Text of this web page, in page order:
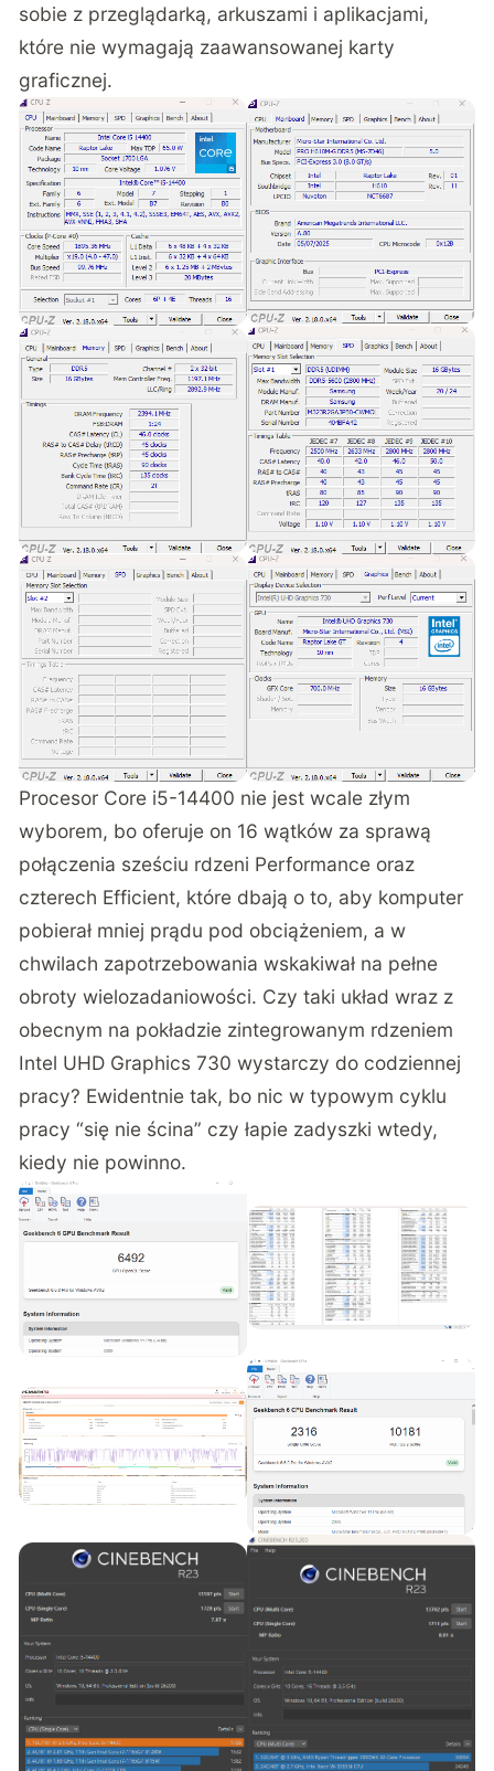
sobie z przeglądarką, arkuszami i aplikacjami,
które nie wymagają zaawansowanej karty
graficznej.
Procesor Core i5-14400 nie jest wcale złym
wyborem, bo oferuje on 16 wątków za sprawą
połączenia sześciu rdzeni Performance oraz
czterech Efficient, które dbają o to, aby komputer
pobierał mniej prądu pod obciążeniem, a w
chwilach zapotrzebowania wskakiwał na pełne
obroty wielozadaniowości. Czy taki układ wraz z
obecnym na pokładzie zintegrowanym rdzeniem
Intel UHD Graphics 730 wystarczy do codziennej
pracy? Ewidentnie tak, bo nic w typowym cyklu
pracy “się nie ścina” czy łapie zadyszki wtedy,
kiedy nie powinno.